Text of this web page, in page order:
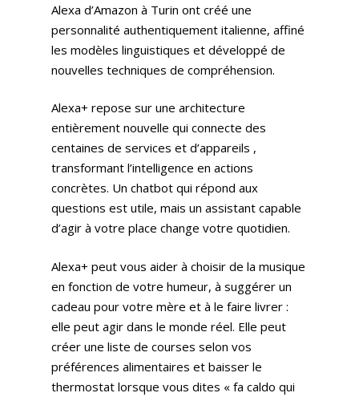
Alexa d’Amazon à Turin ont créé une
personnalité authentiquement italienne, affiné
les modèles linguistiques et développé de
nouvelles techniques de compréhension.
Alexa+ repose sur une architecture
entièrement nouvelle qui connecte des
centaines de services et d’appareils ,
transformant l’intelligence en actions
concrètes. Un chatbot qui répond aux
questions est utile, mais un assistant capable
d’agir à votre place change votre quotidien.
Alexa+ peut vous aider à choisir de la musique
en fonction de votre humeur, à suggérer un
cadeau pour votre mère et à le faire livrer :
elle peut agir dans le monde réel. Elle peut
créer une liste de courses selon vos
préférences alimentaires et baisser le
thermostat lorsque vous dites « fa caldo qui